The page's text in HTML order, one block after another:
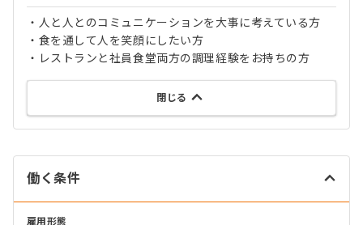
・人と人とのコミュニケーションを大事に考えている方
・食を通して人を笑顔にしたい方
・レストランと社員食堂両方の調理経験をお持ちの方
閉じる
働く条件
雇用形態